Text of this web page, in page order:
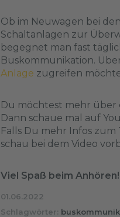
Ob im Neuwagen bei
Schaltanlagen zur
begegnet man fast
Buskommunikation.
Anlage zugreifen
Du möchtest mehr über
Dann schaue mal auf
Falls Du mehr Infos
schau bei dem Video
Viel Spaß beim Anhören!
01.06.2022
Schlagwörter: